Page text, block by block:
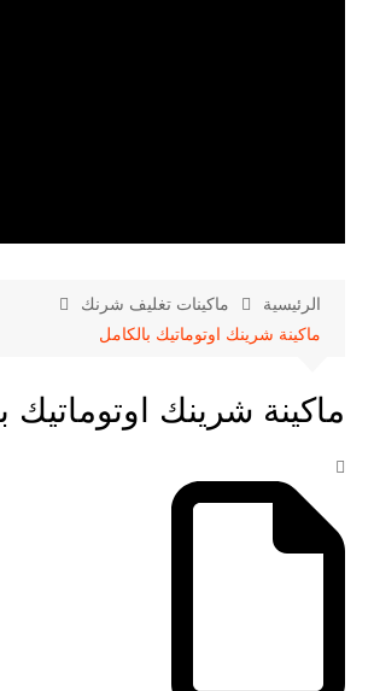
الرئيسية
ماكينات تغليف شرنك
ماكينة شرينك اوتوماتيك بالكامل
ماكينة شرينك اوتوماتيك